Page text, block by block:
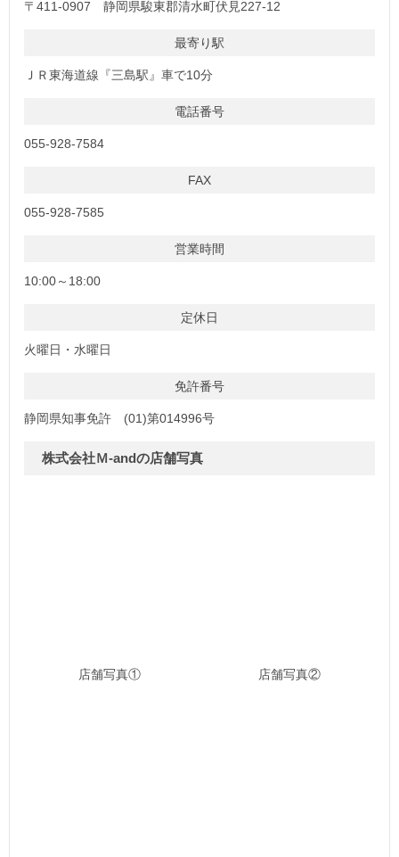
〒411-0907 静岡県駿東郡清水町伏見227-12
最寄り駅
ＪＲ東海道線『三島駅』車で10分
電話番号
055-928-7584
FAX
055-928-7585
営業時間
10:00～18:00
定休日
火曜日・水曜日
免許番号
静岡県知事免許 (01)第014996号
株式会社Ｍ-andの店舗写真
店舗写真① 店舗写真②